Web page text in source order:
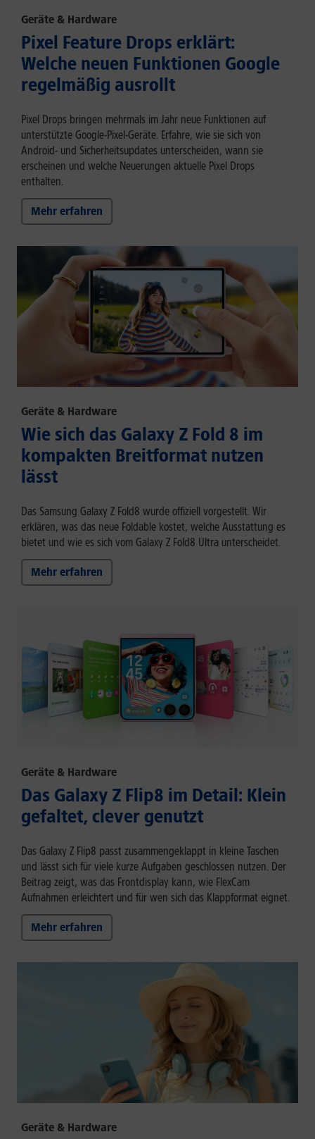
Geräte & Hardware
Pixel Feature Drops erklärt:
Welche neuen Funktionen Google
regelmäßig ausrollt
Pixel Drops bringen mehrmals im Jahr neue Funktionen auf
unterstützte Google-Pixel-Geräte. Erfahre, wie sie sich von
Android- und Sicherheitsupdates unterscheiden, wann sie
erscheinen und welche Neuerungen aktuelle Pixel Drops
enthalten.
Mehr erfahren
Geräte & Hardware
Wie sich das Galaxy Z Fold 8 im
kompakten Breitformat nutzen
lässt
Das Samsung Galaxy Z Fold8 wurde offiziell vorgestellt. Wir
erklären, was das neue Foldable kostet, welche Ausstattung es
bietet und wie es sich vom Galaxy Z Fold8 Ultra unterscheidet.
Mehr erfahren
Geräte & Hardware
Das Galaxy Z Flip8 im Detail: Klein
gefaltet, clever genutzt
Das Galaxy Z Flip8 passt zusammengeklappt in kleine Taschen
und lässt sich für viele kurze Aufgaben geschlossen nutzen. Der
Beitrag zeigt, was das Frontdisplay kann, wie FlexCam
Aufnahmen erleichtert und für wen sich das Klappformat eignet.
Mehr erfahren
Geräte & Hardware